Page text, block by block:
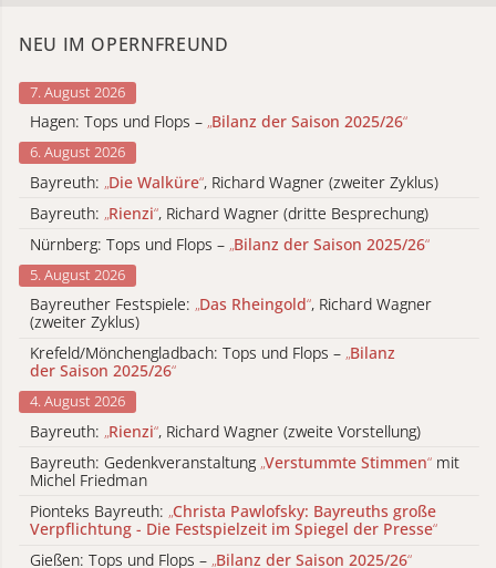
NEU IM OPERNFREUND
7. August 2026
Hagen: Tops und Flops – „Bilanz der Saison 2025/26“
6. August 2026
Bayreuth: „Die Walküre“, Richard Wagner (zweiter Zyklus)
Bayreuth: „Rienzi“, Richard Wagner (dritte Besprechung)
Nürnberg: Tops und Flops – „Bilanz der Saison 2025/26“
5. August 2026
Bayreuther Festspiele: „Das Rheingold“, Richard Wagner
(zweiter Zyklus)
Krefeld/Mönchengladbach: Tops und Flops – „Bilanz
der Saison 2025/26“
4. August 2026
Bayreuth: „Rienzi“, Richard Wagner (zweite Vorstellung)
Bayreuth: Gedenkveranstaltung „Verstummte Stimmen“ mit
Michel Friedman
Pionteks Bayreuth: „Christa Pawlofsky: Bayreuths große
Verpflichtung - Die Festspielzeit im Spiegel der Presse“
Gießen: Tops und Flops – „Bilanz der Saison 2025/26“